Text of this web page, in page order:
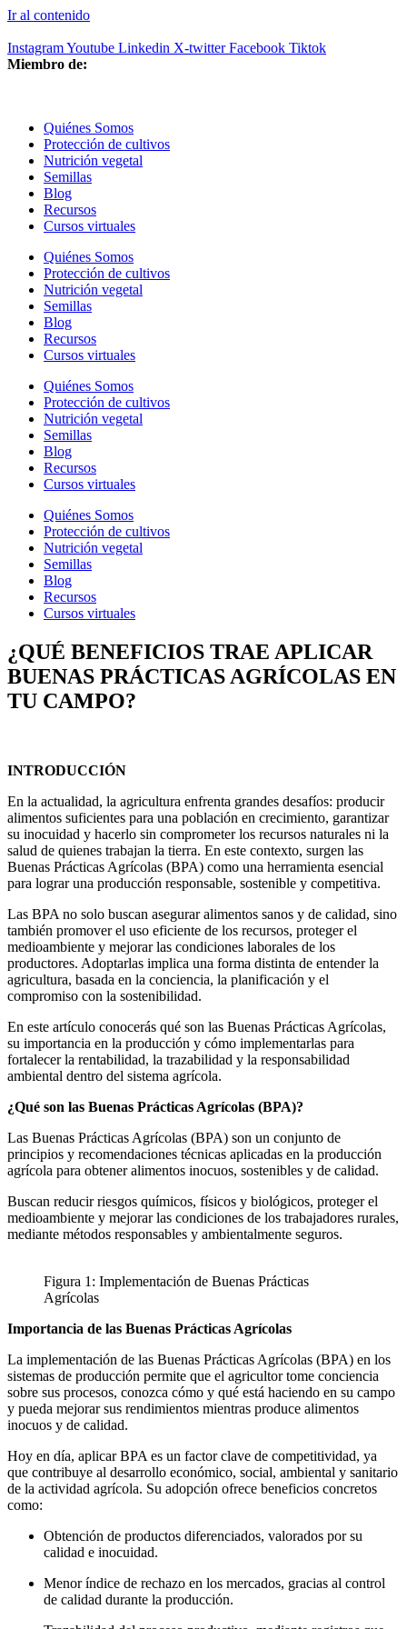
Ir al contenido
InstagramYoutube Linkedin X-twitter Facebook Tiktok
Miembro de:
Quiénes Somos
Protección de cultivos
Nutrición vegetal
Semillas
Blog
Recursos
Cursos virtuales
Quiénes Somos
Protección de cultivos
Nutrición vegetal
Semillas
Blog
Recursos
Cursos virtuales
Quiénes Somos
Protección de cultivos
Nutrición vegetal
Semillas
Blog
Recursos
Cursos virtuales
Quiénes Somos
Protección de cultivos
Nutrición vegetal
Semillas
Blog
Recursos
Cursos virtuales
¿QUÉ BENEFICIOS TRAE APLICAR
BUENAS PRÁCTICAS AGRÍCOLAS EN
TU CAMPO?
INTRODUCCIÓN
‌En la actualidad, la agricultura enfrenta grandes desafíos: producir
alimentos suficientes para una población en crecimiento, garantizar
su inocuidad y hacerlo sin comprometer los recursos naturales ni la
salud de quienes trabajan la tierra. En este contexto, surgen las
Buenas Prácticas Agrícolas (BPA) como una herramienta esencial
para lograr una producción responsable, sostenible y competitiva.
Las BPA no solo buscan asegurar alimentos sanos y de calidad, sino
también promover el uso eficiente de los recursos, proteger el
medioambiente y mejorar las condiciones laborales de los
productores. Adoptarlas implica una forma distinta de entender la
agricultura, basada en la conciencia, la planificación y el
compromiso con la sostenibilidad.
En este artículo conocerás qué son las Buenas Prácticas Agrícolas,
su importancia en la producción y cómo implementarlas para
fortalecer la rentabilidad, la trazabilidad y la responsabilidad
ambiental dentro del sistema agrícola.
¿Qué son las Buenas Prácticas Agrícolas (BPA)?
Las Buenas Prácticas Agrícolas (BPA) son un conjunto de
principios y recomendaciones técnicas aplicadas en la producción
agrícola para obtener alimentos inocuos, sostenibles y de calidad.
Buscan reducir riesgos químicos, físicos y biológicos, proteger el
medioambiente y mejorar las condiciones de los trabajadores rurales,
mediante métodos responsables y ambientalmente seguros.
Figura 1: Implementación de Buenas Prácticas
Agrícolas
Importancia de las Buenas Prácticas Agrícolas
La implementación de las Buenas Prácticas Agrícolas (BPA) en los
sistemas de producción permite que el agricultor tome conciencia
sobre sus procesos, conozca cómo y qué está haciendo en su campo
y pueda mejorar sus rendimientos mientras produce alimentos
inocuos y de calidad.
Hoy en día, aplicar BPA es un factor clave de competitividad, ya
que contribuye al desarrollo económico, social, ambiental y sanitario
de la actividad agrícola. Su adopción ofrece beneficios concretos
como:
Obtención de productos diferenciados, valorados por su
calidad e inocuidad.
Menor índice de rechazo en los mercados, gracias al control
de calidad durante la producción.